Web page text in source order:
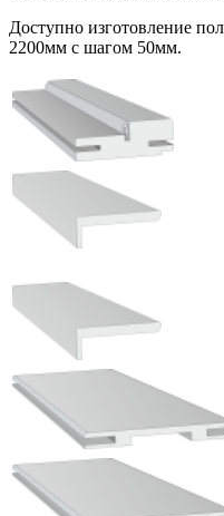
Доступно изготовление
2200мм с шагом 50мм.